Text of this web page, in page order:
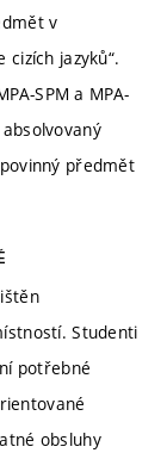
v
cizích jazyků“.
SPM a MPA-
předmět
Studenti
potřebné
obsluhy